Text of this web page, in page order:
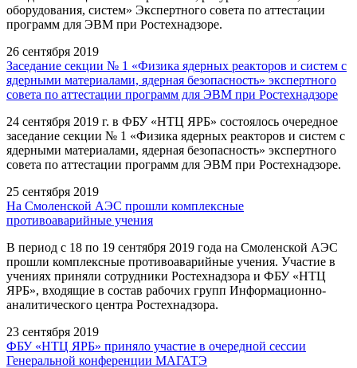
оборудования, систем» Экспертного совета по аттестации
программ для ЭВМ при Ростехнадзоре.
26 сентября 2019
Заседание секции № 1 «Физика ядерных реакторов и систем с
ядерными материалами, ядерная безопасность» экспертного
совета по аттестации программ для ЭВМ при Ростехнадзоре
24 сентября 2019 г. в ФБУ «НТЦ ЯРБ» состоялось очередное
заседание секции № 1 «Физика ядерных реакторов и систем с
ядерными материалами, ядерная безопасность» экспертного
совета по аттестации программ для ЭВМ при Ростехнадзоре.
25 сентября 2019
На Смоленской АЭС прошли комплексные
противоаварийные учения
В период с 18 по 19 сентября 2019 года на Смоленской АЭС
прошли комплексные противоаварийные учения. Участие в
учениях приняли сотрудники Ростехнадзора и ФБУ «НТЦ
ЯРБ», входящие в состав рабочих групп Информационно-
аналитического центра Ростехнадзора.
23 сентября 2019
ФБУ «НТЦ ЯРБ» приняло участие в очередной сессии
Генеральной конференции МАГАТЭ